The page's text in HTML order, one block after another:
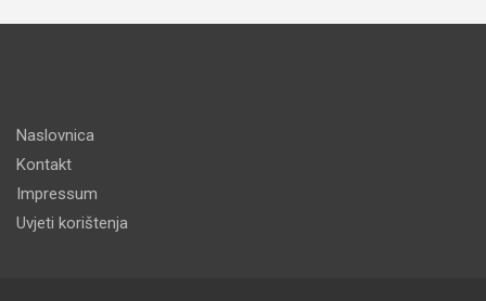
Naslovnica
Kontakt
Impressum
Uvjeti korištenja